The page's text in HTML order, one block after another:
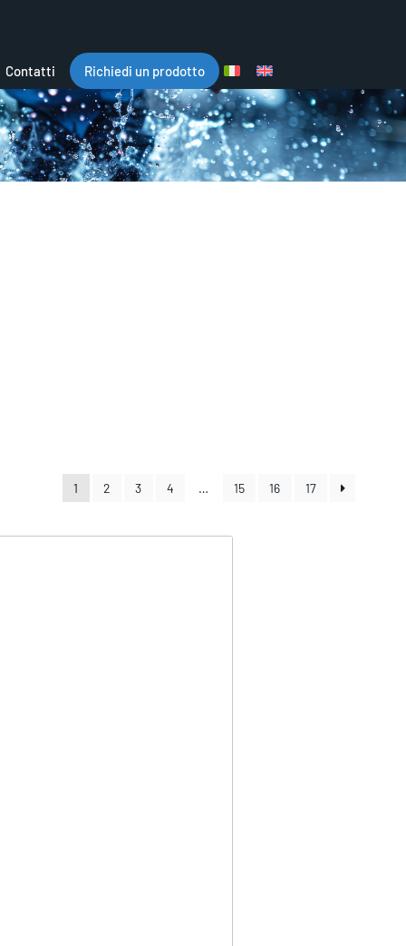
Contatti Richiedi un prodotto
1 2 3 4 … 15 16 17